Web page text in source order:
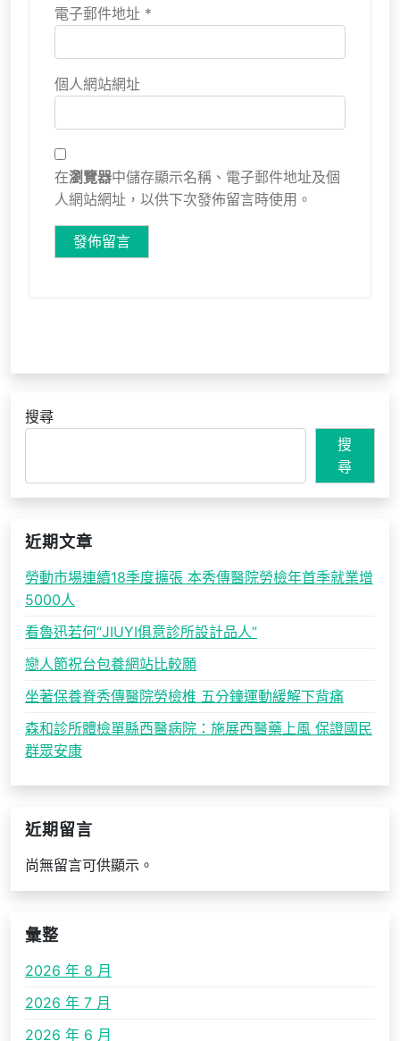
電子郵件地址 *
個人網站網址
在瀏覽器中儲存顯示名稱、電子郵件地址及個
人網站網址，以供下次發佈留言時使用。
搜尋
搜
尋
近期文章
勞動市場連續18季度擴張 本秀傳醫院勞檢年首季就業增
5000人
看魯迅若何“JIUYI俱意診所設計品人”
戀人節祝台包養網站比較願
坐著保養脊秀傳醫院勞檢椎 五分鐘運動緩解下背痛
森和診所體檢單縣西醫病院：施展西醫藥上風 保證國民
群眾安康
近期留言
尚無留言可供顯示。
彙整
2026 年 8 月
2026 年 7 月
2026 年 6 月